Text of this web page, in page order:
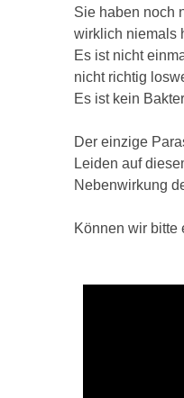
Sie haben noch
wirklich niemals
Es ist nicht
nicht richtig
Es ist kein
Der einzige
Leiden auf
Nebenwirkung
Können wir bitte